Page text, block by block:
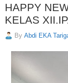
HAPPY
KELAS
By Abdi EKA